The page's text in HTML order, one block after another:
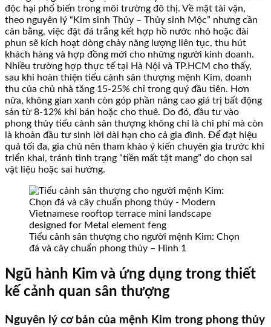
độc hại phổ biến trong môi trường đô thị. Về mặt tài vận,
theo nguyên lý “Kim sinh Thủy – Thủy sinh Mộc” nhưng cần
cân bằng, việc đặt đá trắng kết hợp hồ nước nhỏ hoặc đài
phun sẽ kích hoạt dòng chảy năng lượng liên tục, thu hút
khách hàng và hợp đồng mới cho những người kinh doanh.
Nhiều trường hợp thực tế tại Hà Nội và TP.HCM cho thấy,
sau khi hoàn thiện tiểu cảnh sân thượng mệnh Kim, doanh
thu của chủ nhà tăng 15-25% chỉ trong quý đầu tiên. Hơn
nữa, không gian xanh còn góp phần nâng cao giá trị bất động
sản từ 8-12% khi bán hoặc cho thuê. Do đó, đầu tư vào
phong thủy tiểu cảnh sân thượng không chỉ là chi phí mà còn
là khoản đầu tư sinh lời dài hạn cho cả gia đình. Để đạt hiệu
quả tối đa, gia chủ nên tham khảo ý kiến chuyên gia trước khi
triển khai, tránh tình trạng “tiền mất tật mang” do chọn sai
vật liệu hoặc sai hướng.
Tiểu cảnh sân thượng cho người mệnh Kim: Chọn
đá và cây chuẩn phong thủy – Hình 1
Ngũ hành Kim và ứng dụng trong thiết
kế cảnh quan sân thượng
Nguyên lý cơ bản của mệnh Kim trong phong thủy